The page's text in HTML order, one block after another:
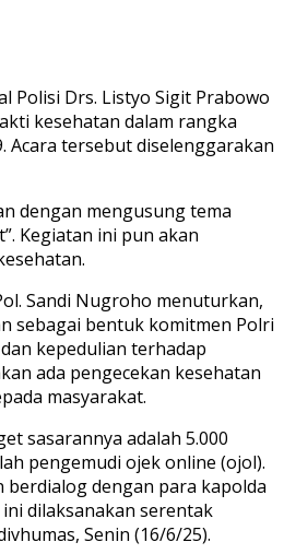
Polisi Drs. Listyo Sigit Prabowo
kesehatan dalam rangka
Acara tersebut diselenggarakan
dengan mengusung tema
Kegiatan ini pun akan
Sandi Nugroho menuturkan,
sebagai bentuk komitmen Polri
kepedulian terhadap
ada pengecekan kesehatan
masyarakat.
sasarannya adalah 5.000
pengemudi ojek online (ojol).
berdialog dengan para kapolda
dilaksanakan serentak
Senin (16/6/25).